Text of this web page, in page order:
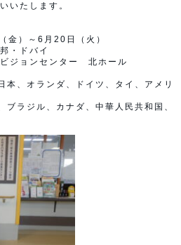
いたします。
）～6月20日（火）
・ドバイ
ジョンセンター 北ホール
本、オランダ、ドイツ、タイ、アメリ
ブラジル、カナダ、中華人民共和国、